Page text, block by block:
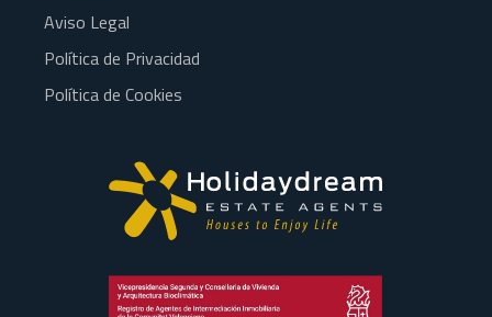
Aviso Legal
Política de Privacidad
Política de Cookies